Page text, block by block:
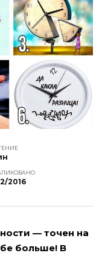
2016
— точен на
больше! В